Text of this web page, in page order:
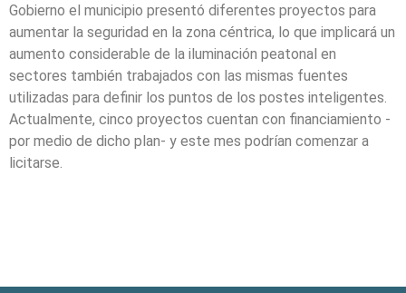
Gobierno el municipio presentó diferentes proyectos para
aumentar la seguridad en la zona céntrica, lo que implicará un
aumento considerable de la iluminación peatonal en
sectores también trabajados con las mismas fuentes
utilizadas para definir los puntos de los postes inteligentes.
Actualmente, cinco proyectos cuentan con financiamiento -
por medio de dicho plan- y este mes podrían comenzar a
licitarse.